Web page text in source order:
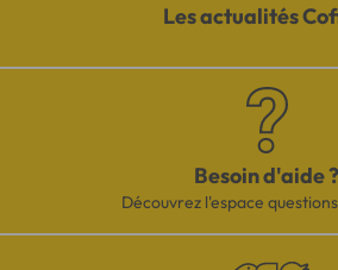
Les actualités
Besoin d'aide ?
Découvrez l'espace